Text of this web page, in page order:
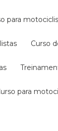
para
curso
curso para